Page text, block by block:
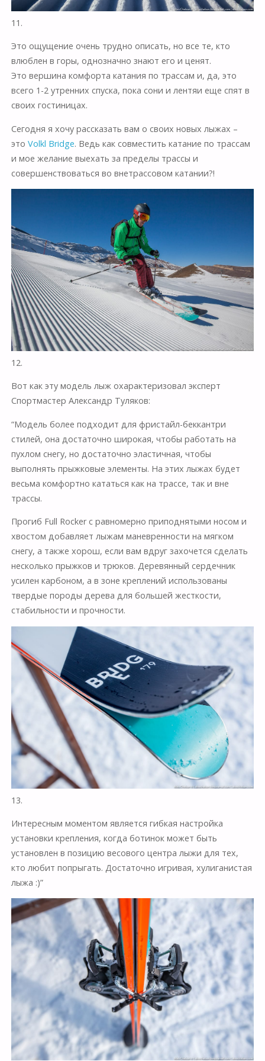
11.
Это ощущение очень трудно описать, но все те, кто
влюблен в горы, однозначно знают его и ценят.
Это вершина комфорта катания по трассам и, да, это
всего 1-2 утренних спуска, пока сони и лентяи еще спят в
своих гостиницах.
Сегодня я хочу рассказать вам о своих новых лыжах –
это Volkl Bridge. Ведь как совместить катание по трассам
и мое желание выехать за пределы трассы и
совершенствоваться во внетрассовом катании?!
12.
Вот как эту модель лыж охарактеризовал эксперт
Спортмастер Александр Туляков:
“Модель более подходит для фристайл-беккантри
стилей, она достаточно широкая, чтобы работать на
пухлом снегу, но достаточно эластичная, чтобы
выполнять прыжковые элементы. На этих лыжах будет
весьма комфортно кататься как на трассе, так и вне
трассы.
Прогиб Full Rocker с равномерно приподнятыми носом и
хвостом добавляет лыжам маневренности на мягком
снегу, а также хорош, если вам вдруг захочется сделать
несколько прыжков и трюков. Деревянный сердечник
усилен карбоном, а в зоне креплений использованы
твердые породы дерева для большей жесткости,
стабильности и прочности.
13.
Интересным моментом является гибкая настройка
установки крепления, когда ботинок может быть
установлен в позицию весового центра лыжи для тех,
кто любит попрыгать. Достаточно игривая, хулиганистая
лыжа :)”